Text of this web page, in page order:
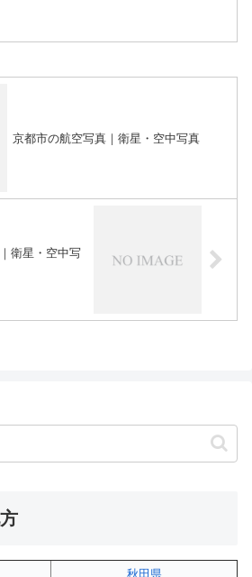
京都市の航空写真｜衛星・空中写真
衛星・空中写
秋田県